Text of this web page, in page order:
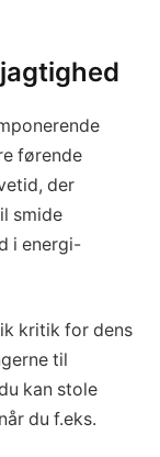
førende
der
smide
i energi-
kritik for dens
til
kan stole
du f.eks.